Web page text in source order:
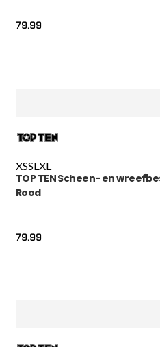
79.99
XSSL XL
TOP TEN Scheen- en
Rood
79.99